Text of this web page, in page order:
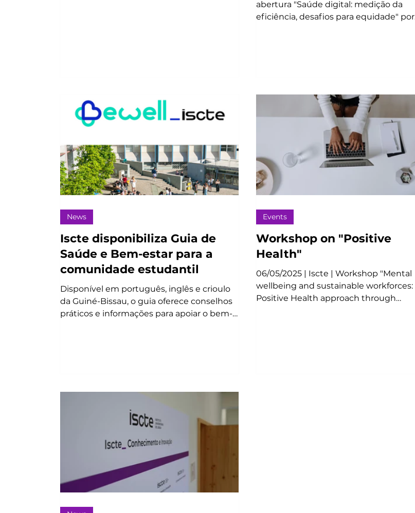
abertura "Saúde digital: medição da
eficiência, desafios para equidade" por
Iscte disponibiliza Guia de
Saúde e Bem-estar para a
comunidade estudantil
Disponível em português, inglês e crioulo
da Guiné-Bissau, o guia oferece conselhos
práticos e informações para apoiar o bem-
News
Workshop on "Positive
Health"
06/05/2025 | Iscte | Workshop "Mental
wellbeing and sustainable workforces:
Positive Health approach through
Events